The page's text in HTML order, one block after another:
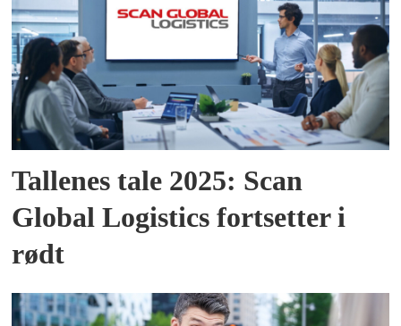
Tallenes tale 2025: Scan
Global Logistics fortsetter i
rødt